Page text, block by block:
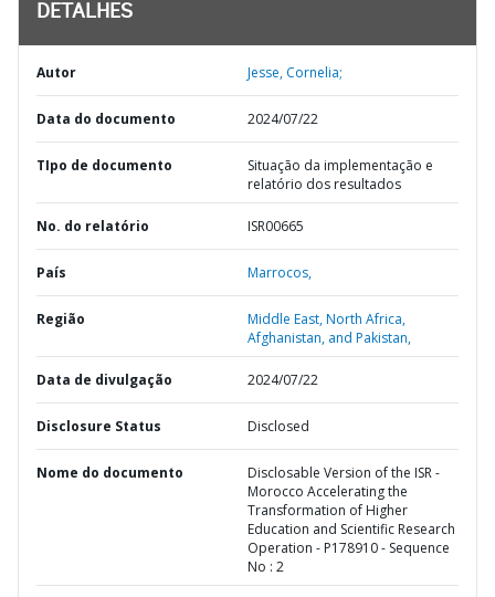
DETALHES
Autor Jesse, Cornelia;
Data do documento 2024/07/22
TIpo de documento
Situação da implementação e
relatório dos resultados
No. do relatório ISR00665
País Marrocos,
Região
Middle East, North Africa,
Afghanistan, and Pakistan,
Data de divulgação 2024/07/22
Disclosure Status Disclosed
Nome do documento
Disclosable Version of the ISR -
Morocco Accelerating the
Transformation of Higher
Education and Scientific Research
Operation - P178910 - Sequence
No : 2